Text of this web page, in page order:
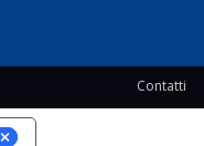
Contatti